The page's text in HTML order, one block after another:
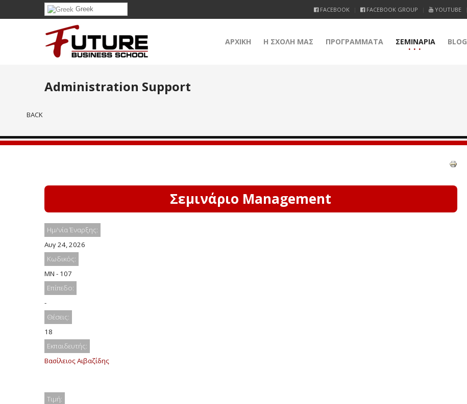
Greek FACEBOOK FACEBOOK GROUP YOUTUBE
ΑΡΧΙΚΗ Η ΣΧΟΛΗ ΜΑΣ ΠΡΟΓΡΑΜΜΑΤΑ ΣΕΜΙΝΑΡΙΑ BLOG
Administration Support
BACK
Σεμινάριο Management
Ημ/νία Έναρξης:
Αυγ 24, 2026
Κωδικός:
MN - 107
Επίπεδο:
-
Θέσεις:
18
Εκπαιδευτής:
Βασίλειος Αιβαζίδης
Τιμή: